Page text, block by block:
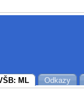
ML Odkazy